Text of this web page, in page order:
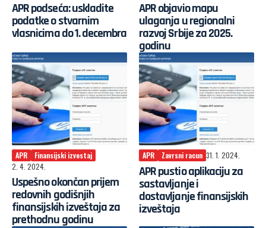
APR podseća: uskladite
podatke o stvarnim
vlasnicima do 1. decembra
APR objavio mapu
ulaganja u regionalni
razvoj Srbije za 2025.
godinu
APR
Finansijski izvestaj
2. 4. 2024.
Uspešno okončan prijem
redovnih godišnjih
finansijskih izveštaja za
prethodnu godinu
APR Zavrsni racun 31. 1. 2024.
APR pustio aplikaciju za
sastavljanje i
dostavljanje finansijskih
izveštaja